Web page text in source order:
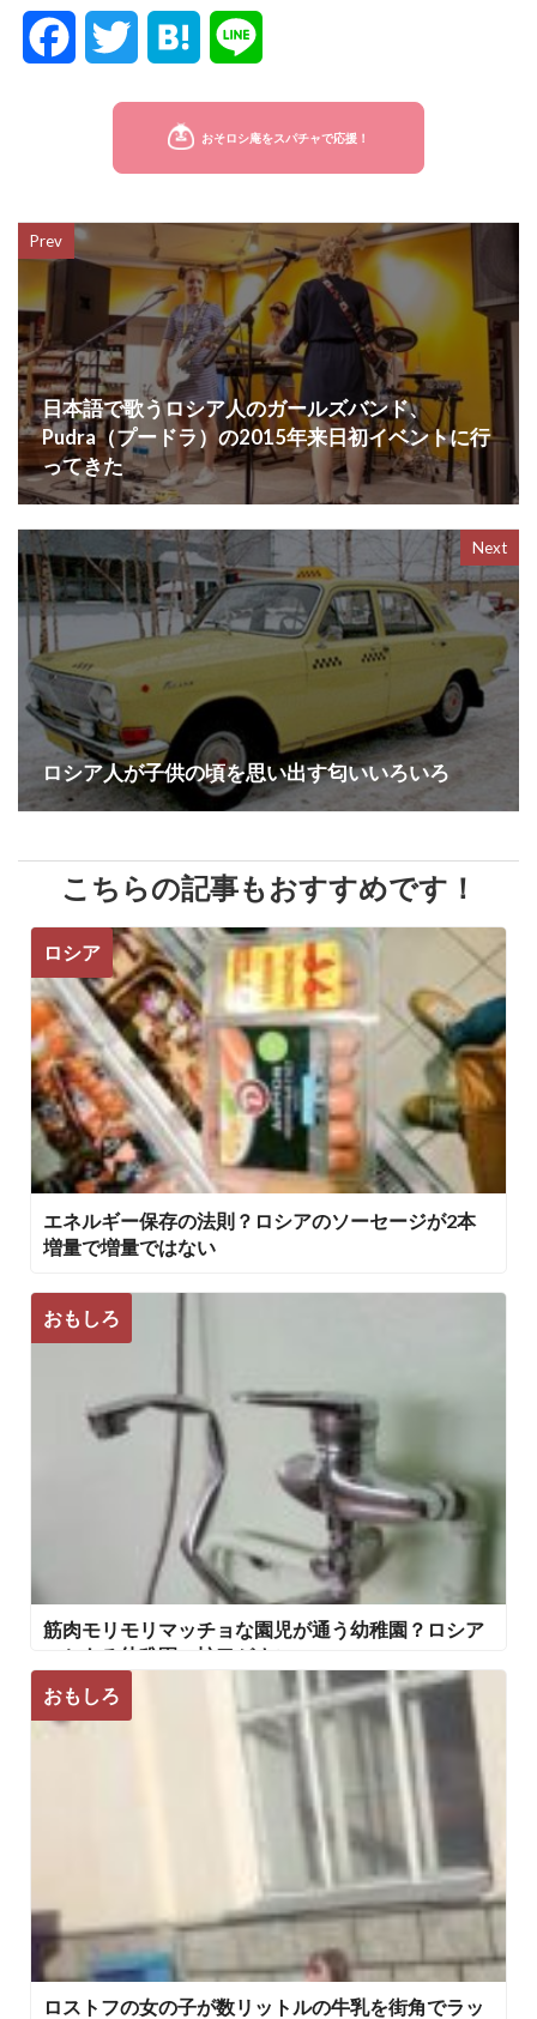
b
o
o
k
e
r
t
a
n
Prev
日本語で歌うロシア人のガールズバンド、
Pudra（プードラ）の2015年来日初イベントに行
ってきた
Next
ロシア人が子供の頃を思い出す匂いいろいろ
こちらの記事もおすすめです！
ロシア
エネルギー保存の法則？ロシアのソーセージが2本
増量で増量ではない
おもしろ
筋肉モリモリマッチョな園児が通う幼稚園？ロシア
のとある幼稚園の蛇口がすごい
おもしろ
ロストフの女の子が数リットルの牛乳を街角でラッ